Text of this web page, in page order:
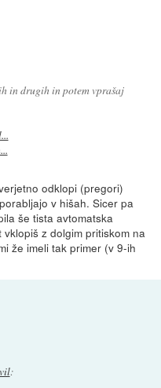
in drugih in potem vprašaj
odklopi (pregori)
v hišah. Sicer pa
še tista avtomatska
z dolgim pritiskom na
že imeli tak primer (v 9-ih
: